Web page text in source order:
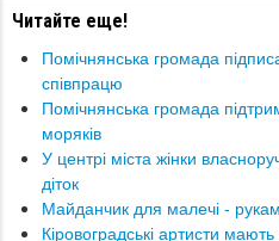
Читайте еще!
​Помічнянська громада
співпрацю
Помічнянська громада
моряків
У центрі міста жінки
діток
Майданчик для малечі -
Кіровоградські артисти